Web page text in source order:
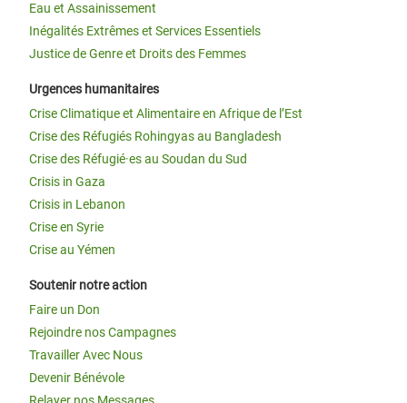
Eau et Assainissement
Inégalités Extrêmes et Services Essentiels
Justice de Genre et Droits des Femmes
Urgences humanitaires
Crise Climatique et Alimentaire en Afrique de l’Est
Crise des Réfugiés Rohingyas au Bangladesh
Crise des Réfugié·es au Soudan du Sud
Crisis in Gaza
Crisis in Lebanon
Crise en Syrie
Crise au Yémen
Soutenir notre action
Faire un Don
Rejoindre nos Campagnes
Travailler Avec Nous
Devenir Bénévole